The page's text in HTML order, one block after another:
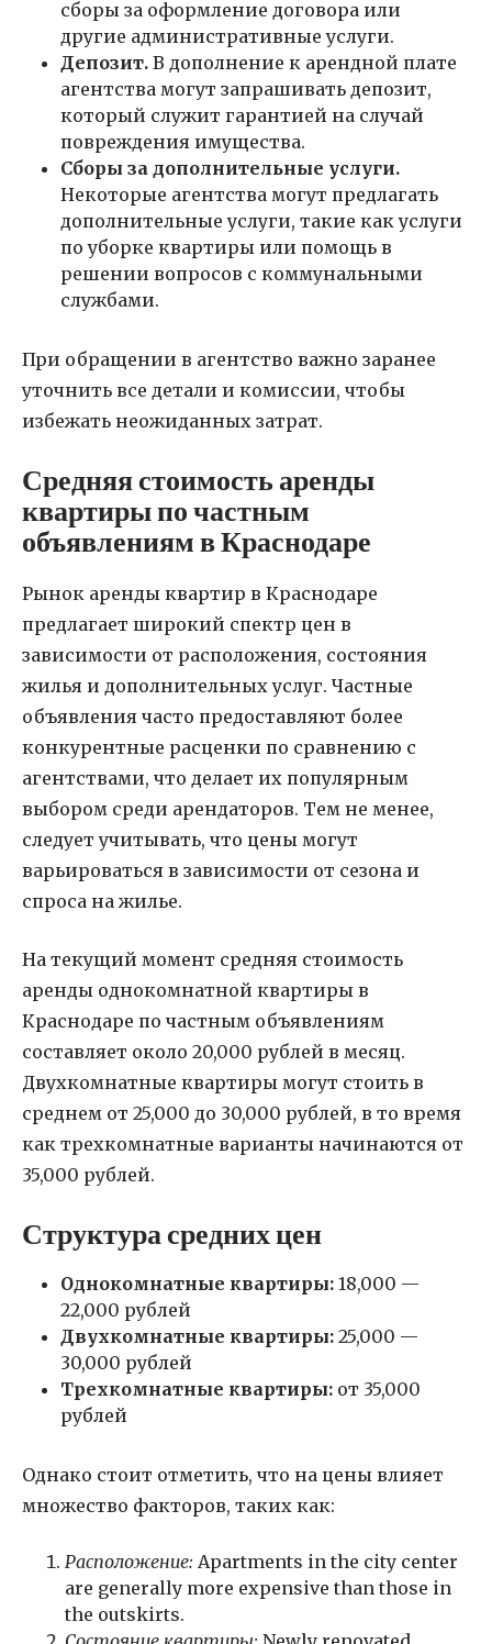
сборы за оформление договора или
другие административные услуги.
Депозит. В дополнение к арендной плате
агентства могут запрашивать депозит,
который служит гарантией на случай
повреждения имущества.
Сборы за дополнительные услуги.
Некоторые агентства могут предлагать
дополнительные услуги, такие как услуги
по уборке квартиры или помощь в
решении вопросов с коммунальными
службами.
При обращении в агентство важно заранее
уточнить все детали и комиссии, чтобы
избежать неожиданных затрат.
Средняя стоимость аренды
квартиры по частным
объявлениям в Краснодаре
Рынок аренды квартир в Краснодаре
предлагает широкий спектр цен в
зависимости от расположения, состояния
жилья и дополнительных услуг. Частные
объявления часто предоставляют более
конкурентные расценки по сравнению с
агентствами, что делает их популярным
выбором среди арендаторов. Тем не менее,
следует учитывать, что цены могут
варьироваться в зависимости от сезона и
спроса на жилье.
На текущий момент средняя стоимость
аренды однокомнатной квартиры в
Краснодаре по частным объявлениям
составляет около 20,000 рублей в месяц.
Двухкомнатные квартиры могут стоить в
среднем от 25,000 до 30,000 рублей, в то время
как трехкомнатные варианты начинаются от
35,000 рублей.
Структура средних цен
Однокомнатные квартиры: 18,000 —
22,000 рублей
Двухкомнатные квартиры: 25,000 —
30,000 рублей
Трехкомнатные квартиры: от 35,000
рублей
Однако стоит отметить, что на цены влияет
множество факторов, таких как:
Расположение: Apartments in the city center
are generally more expensive than those in
the outskirts.